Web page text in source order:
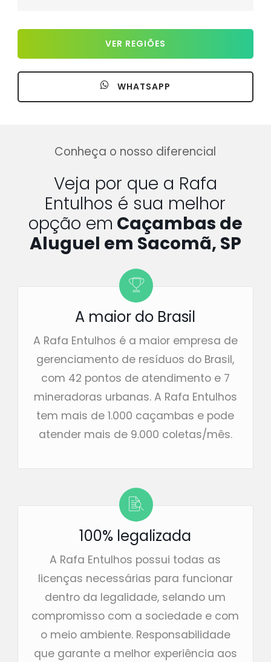
VER REGIÕES
WHATSAPP
Conheça o nosso diferencial
Veja por que a Rafa
Entulhos é sua melhor
opção em Caçambas de
Aluguel em Sacomã, SP
A maior do Brasil
A Rafa Entulhos é a maior empresa de
gerenciamento de resíduos do Brasil,
com 42 pontos de atendimento e 7
mineradoras urbanas. A Rafa Entulhos
tem mais de 1.000 caçambas e pode
atender mais de 9.000 coletas/mês.
100% legalizada
A Rafa Entulhos possui todas as
licenças necessárias para funcionar
dentro da legalidade, selando um
compromisso com a sociedade e com
o meio ambiente. Responsabilidade
que garante a melhor experiência aos